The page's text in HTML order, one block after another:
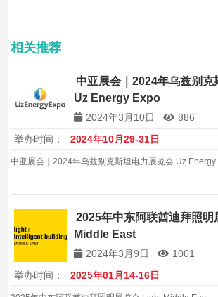
相关推荐
中亚展会｜2024年乌兹别克
Uz Energy Expo
2024年3月10日
886
举办时间：
2024年10月29-31日
中亚展会｜2024年乌兹别克斯坦电力展览会 Uz Energy
2025年中东阿联酋迪拜照
Middle East
2024年3月9日
1001
举办时间：
2025年01月14-16日